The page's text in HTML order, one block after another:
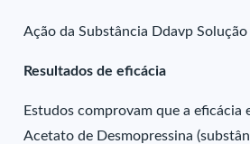
Ação da Substância Ddavp Solução
Resultados de eficácia
Estudos comprovam que a eficácia
Acetato de Desmopressina